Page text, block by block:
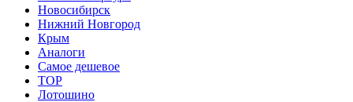
Новосибирск
Нижний Новгород
Крым
Аналоги
Самое дешевое
TOP
Лотошино